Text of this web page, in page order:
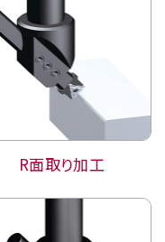
R面取り加工